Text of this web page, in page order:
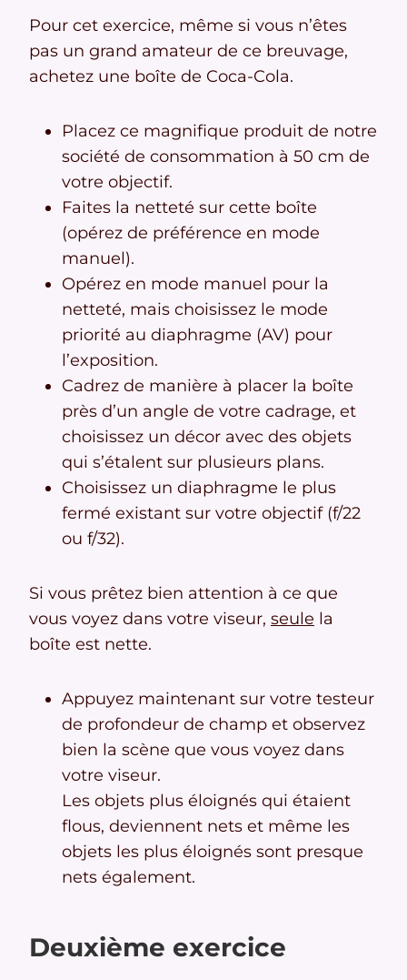
Pour cet exercice, même si vous n’êtes
pas un grand amateur de ce breuvage,
achetez une boîte de Coca-Cola.
Placez ce magnifique produit de notre
société de consommation à 50 cm de
votre objectif.
Faites la netteté sur cette boîte
(opérez de préférence en mode
manuel).
Opérez en mode manuel pour la
netteté, mais choisissez le mode
priorité au diaphragme (AV) pour
l’exposition.
Cadrez de manière à placer la boîte
près d’un angle de votre cadrage, et
choisissez un décor avec des objets
qui s’étalent sur plusieurs plans.
Choisissez un diaphragme le plus
fermé existant sur votre objectif (f/22
ou f/32).
Si vous prêtez bien attention à ce que
vous voyez dans votre viseur, seule la
boîte est nette.
Appuyez maintenant sur votre testeur
de profondeur de champ et observez
bien la scène que vous voyez dans
votre viseur.
Les objets plus éloignés qui étaient
flous, deviennent nets et même les
objets les plus éloignés sont presque
nets également.
Deuxième exercice